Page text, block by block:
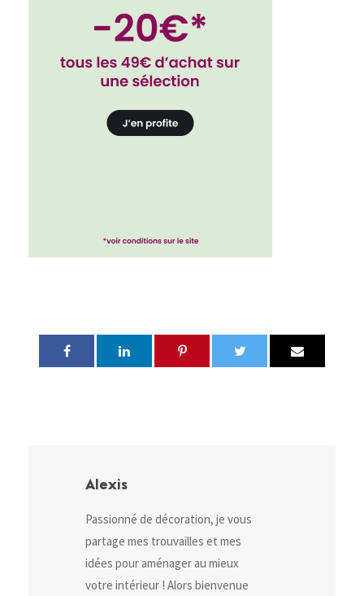
Alexis
Passionné de décoration, je vous
partage mes trouvailles et mes
idées pour aménager au mieux
votre intérieur ! Alors bienvenue